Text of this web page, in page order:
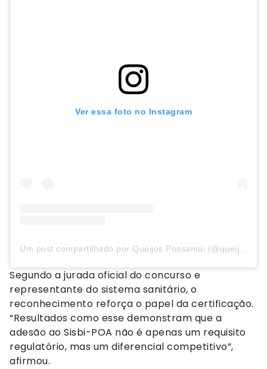
Ver essa foto no Instagram
Um post compartilhado por Queijos Possamai (@queijospossamai)
Segundo a jurada oficial do concurso e
representante do sistema sanitário, o
reconhecimento reforça o papel da certificação.
“Resultados como esse demonstram que a
adesão ao Sisbi-POA não é apenas um requisito
regulatório, mas um diferencial competitivo”,
afirmou.